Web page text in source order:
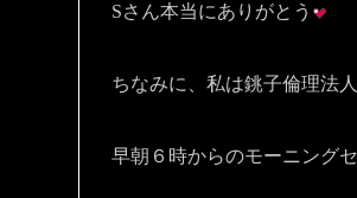
Sさん本当にありがとう
ちなみに、私は銚子倫理法
早朝６時からのモーニング